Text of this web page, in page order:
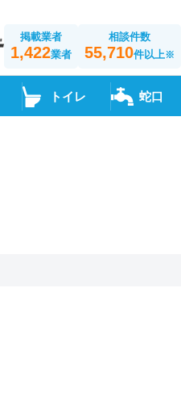
掲載業者
1,422業者
相談件数
55,710件以上※
トイレ 蛇口